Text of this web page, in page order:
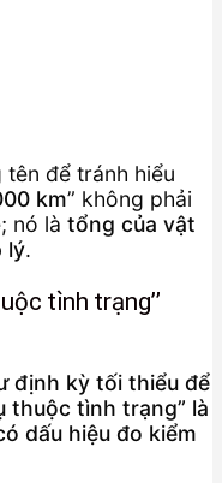
tên để tránh hiểu
km” không phải
nó là tổng của vật
lý.
tình trạng”
định kỳ tối thiểu để
thuộc tình trạng” là
dấu hiệu đo kiểm